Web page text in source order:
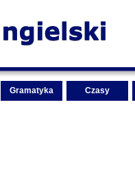
Gramatyka Czasy